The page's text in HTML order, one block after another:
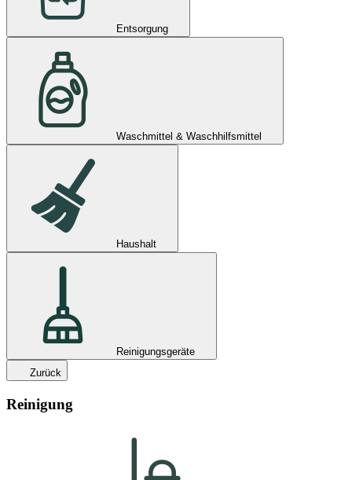
Entsorgung
Waschmittel & Waschhilfsmittel
Haushalt
Reinigungsgeräte
Zurück
Reinigung